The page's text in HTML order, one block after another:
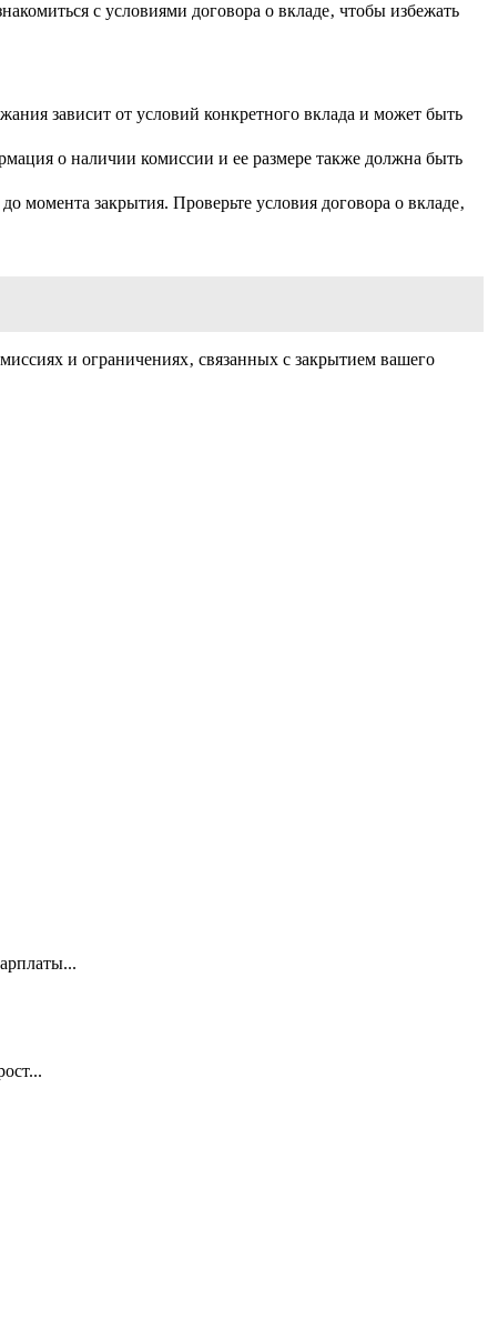
с условиями договора о вкладе‚ чтобы избежать
зависит от условий конкретного вклада и может быть
о наличии комиссии и ее размере также должна быть
момента закрытия. Проверьте условия договора о вкладе‚
и ограничениях‚ связанных с закрытием вашего